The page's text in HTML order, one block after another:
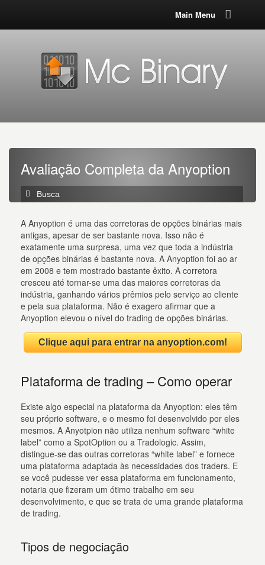
Main Menu
Avaliação Completa da Anyoption
A Anyoption é uma das corretoras de opções binárias mais
antigas, apesar de ser bastante nova. Isso não é
exatamente uma surpresa, uma vez que toda a indústria
de opções binárias é bastante nova. A Anyoption foi ao ar
em 2008 e tem mostrado bastante êxito. A corretora
cresceu até tornar-se uma das maiores corretoras da
indústria, ganhando vários prêmios pelo serviço ao cliente
e pela sua plataforma. Não é exagero afirmar que a
Anyoption elevou o nível do trading de opções binárias.
Clique aqui para entrar na anyoption.com!
Plataforma de trading – Como operar
Existe algo especial na plataforma da Anyoption: eles têm
seu próprio software, e o mesmo foi desenvolvido por eles
mesmos. A Anyotpion não utiliza nenhum software “white
label” como a SpotOption ou a Tradologic. Assim,
distingue-se das outras corretoras “white label” e fornece
uma plataforma adaptada às necessidades dos traders. E
se você pudesse ver essa plataforma em funcionamento,
notaria que fizeram um ótimo trabalho em seu
desenvolvimento, e que se trata de uma grande plataforma
de trading.
Tipos de negociação